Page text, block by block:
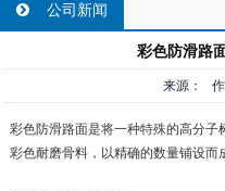
公司新闻
彩色防滑路
来源： 作
彩色防滑路面是将一种特殊的高分
彩色耐磨骨料，以精确的数量铺设而